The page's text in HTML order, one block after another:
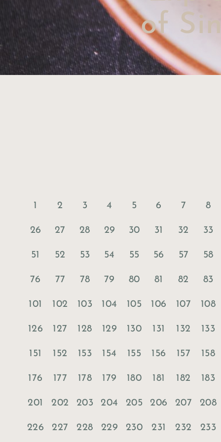
of
1 2 3 4 5 6 7 8
26 27 28 29 30 31 32 33
51 52 53 54 55 56 57 58
76 77 78 79 80 81 82 83
101 102 103 104 105 106 107 108
126 127 128 129 130 131 132 133
151 152 153 154 155 156 157 158
176 177 178 179 180 181 182 183
201 202 203 204 205 206 207 208
226 227 228 229 230 231 232 233